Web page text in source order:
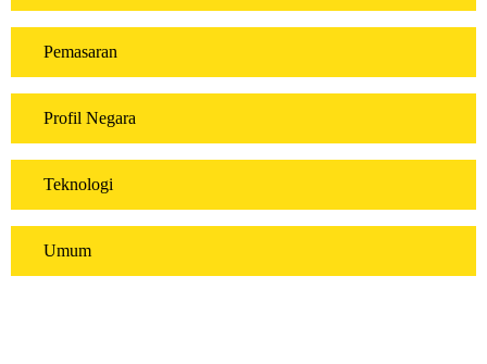
Pemasaran
Profil Negara
Teknologi
Umum